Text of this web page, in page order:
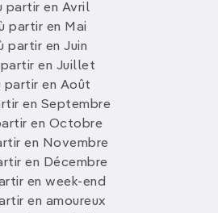
partir en Avril
partir en Mai
partir en Juin
en Juillet
partir en Août
en Septembre
en Octobre
en Novembre
en Décembre
en week-end
en amoureux